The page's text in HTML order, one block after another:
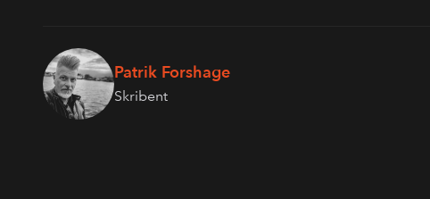
Patrik Forshage
Skribent